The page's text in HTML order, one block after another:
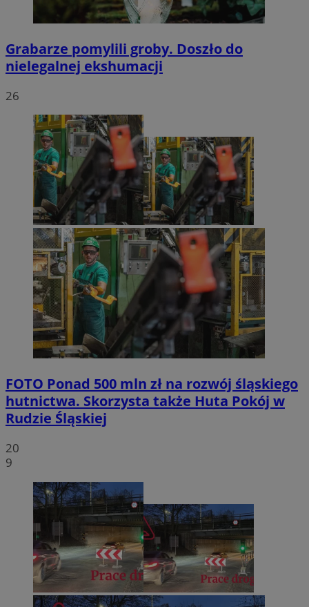
Grabarze pomylili groby. Doszło do
nielegalnej ekshumacji
26
FOTO Ponad 500 mln zł na rozwój śląskiego
hutnictwa. Skorzysta także Huta Pokój w
Rudzie Śląskiej
20
9